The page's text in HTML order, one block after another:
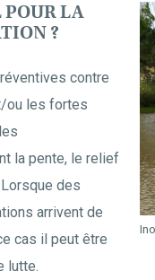
POUR LA
?
contre
ou les fortes
la pente, le relief
des
arrivent de
cas il peut être
lutte.